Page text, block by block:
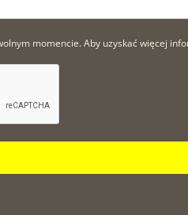
momencie. Aby uzyskać więcej